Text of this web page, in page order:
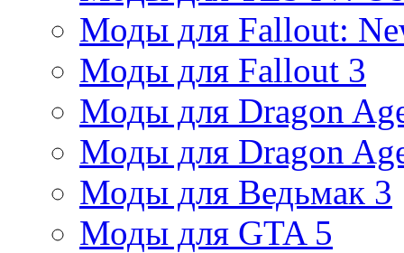
Моды для Fallout:
Моды для Fallout 3
Моды для Dragon
Моды для Dragon
Моды для Ведьмак 3
Моды для GTA 5